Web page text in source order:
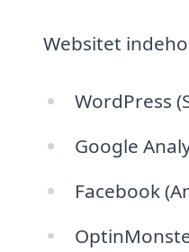
Websitet
WordPress
Google
Facebook